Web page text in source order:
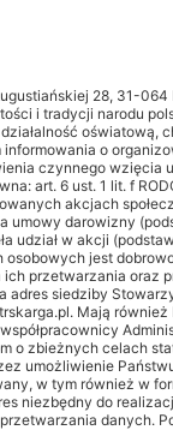
28, 31-
i tradycji narodu
oświatową,
o
czynnego wzięcia
art. 6 ust. 1 lit. f
akcjach
darowizny
w akcji
jest
przetwarzania oraz
adres siedziby
Mają
o zbieżnych celach
umożliwienie
w tym również w
niezbędny do
danych.